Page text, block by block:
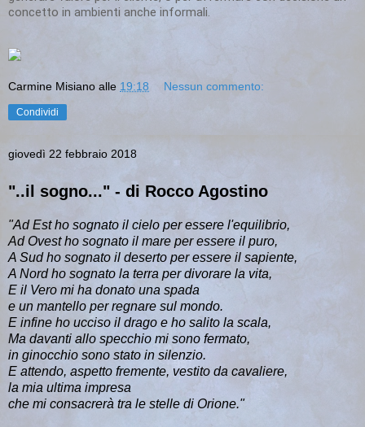
concetto in ambienti anche informali.
Carmine Misiano alle 19:18 Nessun commento:
Condividi
giovedì 22 febbraio 2018
"..il sogno..." - di Rocco Agostino
"Ad Est ho sognato il cielo per essere l'equilibrio,
Ad Ovest ho sognato il mare per essere il puro,
A Sud ho sognato il deserto per essere il sapiente,
A Nord ho sognato la terra per divorare la vita,
E il Vero mi ha donato una spada
e un mantello per regnare sul mondo.
E infine ho ucciso il drago e ho salito la scala,
Ma davanti allo specchio mi sono fermato,
in ginocchio sono stato in silenzio.
E attendo, aspetto fremente, vestito da cavaliere,
la mia ultima impresa
che mi consacrerà tra le stelle di Orione."